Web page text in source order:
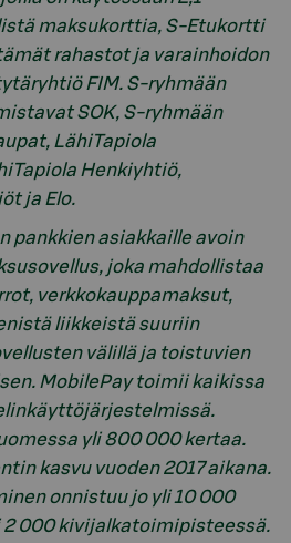
maksukorttia, S-Etukortti
rahastot ja varainhoidon
FIM. S-ryhmään
SOK, S-ryhmään
LähiTapiola
Henkiyhtiö,
ja Elo.
pankkien asiakkaille avoin
joka mahdollistaa
verkkokauppamaksut,
liikkeistä suuriin
välillä ja toistuvien
MobilePay toimii kaikissa
yli 800 000 kertaa.
kasvu vuoden 2017 aikana.
onnistuu jo yli 10 000
2 000 kivijalkatoimipisteessä.